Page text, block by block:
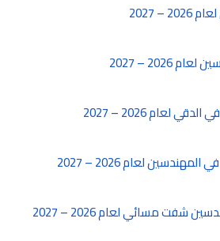
2027
– 2027
لعام 2026 – 2027
لعام 2026 – 2027
مسائي لعام 2026 – 2027